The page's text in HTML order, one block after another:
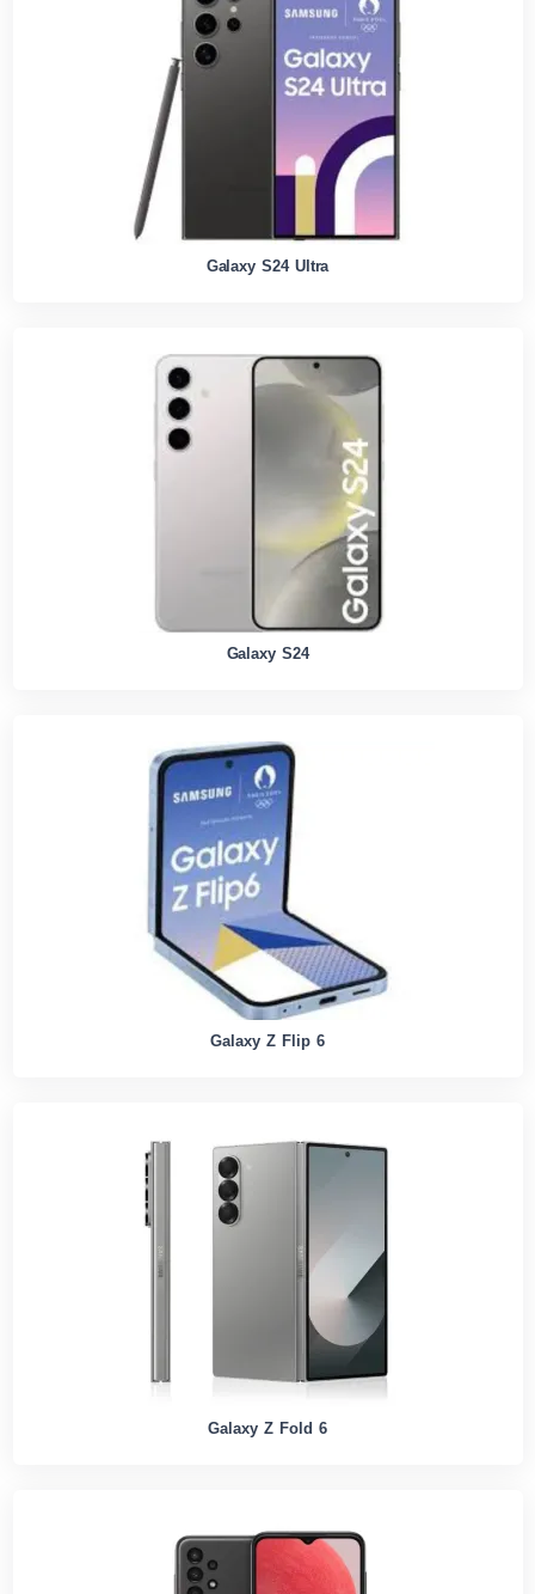
Galaxy S24 Ultra
Galaxy S24
Galaxy Z Flip 6
Galaxy Z Fold 6